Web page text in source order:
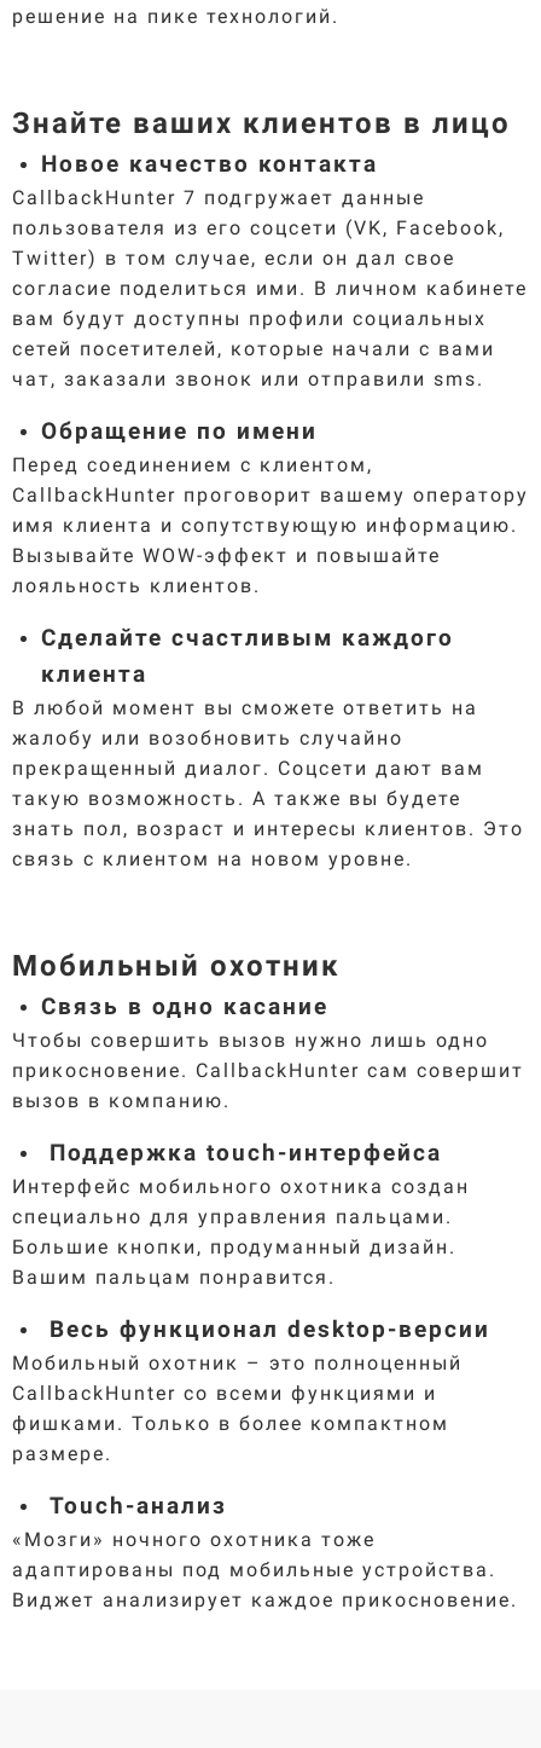
решение на пике технологий.
Знайте ваших клиентов в лицо
Новое качество контакта
CallbackHunter 7 подгружает данные
пользователя из его соцсети (VK, Facebook,
Twitter) в том случае, если он дал свое
согласие поделиться ими. В личном кабинете
вам будут доступны профили социальных
сетей посетителей, которые начали с вами
чат, заказали звонок или отправили sms.
Обращение по имени
Перед соединением с клиентом,
CallbackHunter проговорит вашему оператору
имя клиента и сопутствующую информацию.
Вызывайте WOW-эффект и повышайте
лояльность клиентов.
Сделайте счастливым каждого
клиента
В любой момент вы сможете ответить на
жалобу или возобновить случайно
прекращенный диалог. Соцсети дают вам
такую возможность. А также вы будете
знать пол, возраст и интересы клиентов. Это
связь с клиентом на новом уровне.
Мобильный охотник
Связь в одно касание
Чтобы совершить вызов нужно лишь одно
прикосновение. CallbackHunter сам совершит
вызов в компанию.
Поддержка touch-интерфейса
Интерфейс мобильного охотника создан
специально для управления пальцами.
Большие кнопки, продуманный дизайн.
Вашим пальцам понравится.
Весь функционал desktop-версии
Мобильный охотник – это полноценный
CallbackHunter со всеми функциями и
фишками. Только в более компактном
размере.
Touch-анализ
«Мозги» ночного охотника тоже
адаптированы под мобильные устройства.
Виджет анализирует каждое прикосновение.